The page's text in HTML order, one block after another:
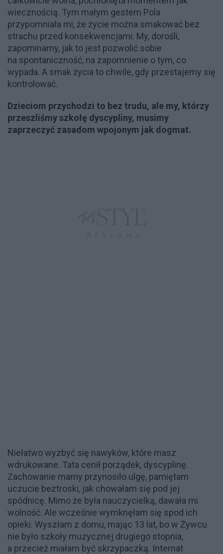
wiecznością. Tym małym gestem Pola
przypomniała mi, że życie można smakować bez
strachu przed konsekwencjami. My, dorośli,
zapominamy, jak to jest pozwolić sobie
na spontaniczność, na zapomnienie o tym, co
wypada. A smak życia to chwile, gdy przestajemy się
kontrolować.
Dzieciom przychodzi to bez trudu, ale my, którzy
przeszliśmy szkołę dyscypliny, musimy
zaprzeczyć zasadom wpojonym jak dogmat.
Niełatwo wyzbyć się nawyków, które masz
wdrukowane. Tata cenił porządek, dyscyplinę.
Zachowanie mamy przynosiło ulgę, pamiętam
uczucie beztroski, jak chowałam się pod jej
spódnicę. Mimo że była nauczycielką, dawała mi
wolność. Ale wcześnie wymknęłam się spod ich
opieki. Wyszłam z domu, mając 13 lat, bo w Żywcu
nie było szkoły muzycznej drugiego stopnia,
a przecież miałam być skrzypaczką. Internat